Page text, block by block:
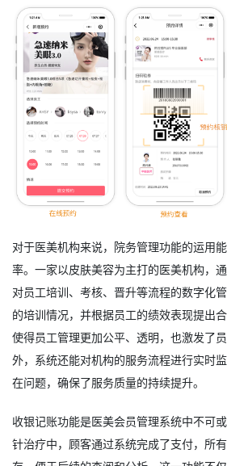
对于医美机构来说，院务管理功能的运用
率。一家以皮肤美容为主打的医美机构，
对员工培训、考核、晋升等流程的数字化
的培训情况，并根据员工的绩效表现提出
使得员工管理更加公平、透明，也激发了
外，系统还能对机构的服务流程进行实时
在问题，确保了服务质量的持续提升。
收银记账功能是医美会员管理系统中不可
针治疗中，顾客通过系统完成了支付，所